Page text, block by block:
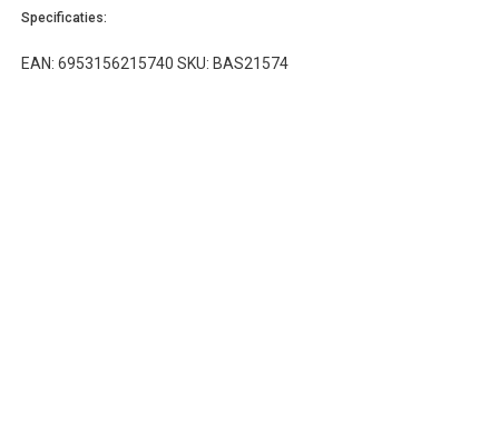
Specificaties:
EAN: 6953156215740 SKU: BAS21574